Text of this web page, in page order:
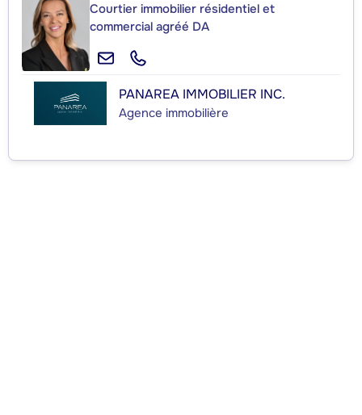
Courtier immobilier résidentiel et
commercial agréé DA
PANAREA IMMOBILIER INC.
Agence immobilière